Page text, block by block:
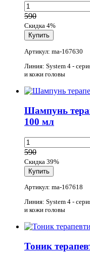
590
Скидка 4%
Артикул: ma-167630
Линия: System 4 -
и кожи головы
Шампунь
100 мл
590
Скидка 39%
Артикул: ma-167618
Линия: System 4 -
и кожи головы
Тоник